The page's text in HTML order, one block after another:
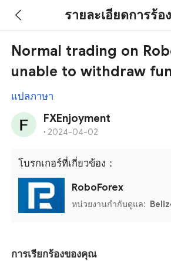
รายละเอียดการร้อ
Normal trading on
unable to withdraw
แปลภาษา
FXEnjoyment
· 2024-04-02
โบรกเกอร์ที่เกี่ยวข้อง：
RoboForex
หน่วยงานกำกับดูแล:
การเรียกร้องของคุณ